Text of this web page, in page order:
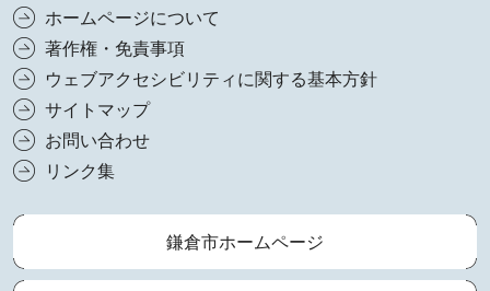
ホームページについて
著作権・免責事項
ウェブアクセシビリティに関する基本方針
サイトマップ
お問い合わせ
リンク集
鎌倉市ホームページ